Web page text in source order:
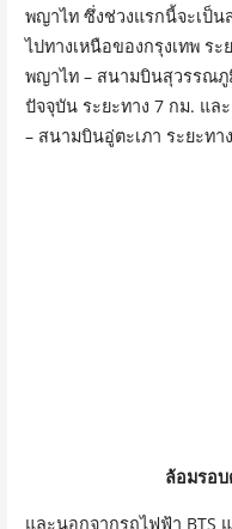
พญาไท ซึ่งช่วงแรกนี้จะเป็น
ไปทางเหนือของกรุงเทพ ร
พญาไท – สนามบินสุวรรณภู
ปัจจุบัน ระยะทาง 7 กม. แ
– สนามบินอู่ตะเภา ระยะทา
ล้อมรอ
และนอกจากรถไฟฟ้า BTS